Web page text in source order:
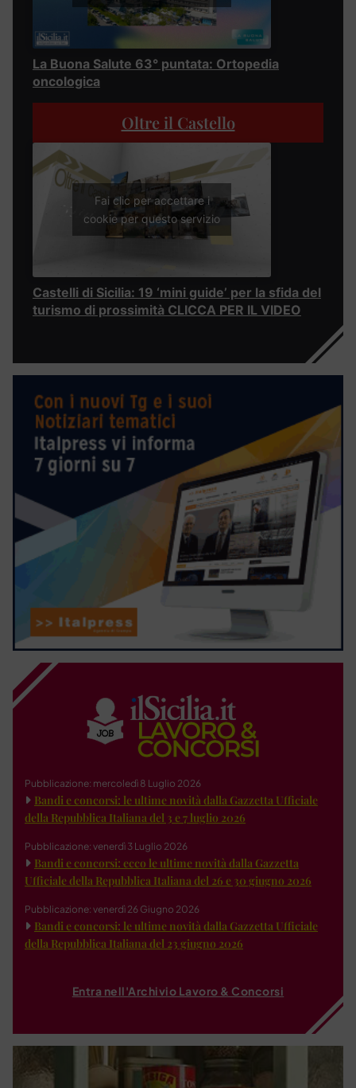
La Buona Salute 63° puntata: Ortopedia
oncologica
Oltre il Castello
Fai clic per accettare i
cookie per questo servizio
Castelli di Sicilia: 19 ‘mini guide’ per la sfida del
turismo di prossimità CLICCA PER IL VIDEO
Pubblicazione: mercoledì 8 Luglio 2026
Bandi e concorsi: le ultime novità dalla Gazzetta Ufficiale
della Repubblica Italiana del 3 e 7 luglio 2026
Pubblicazione: venerdì 3 Luglio 2026
Bandi e concorsi: ecco le ultime novità dalla Gazzetta
Ufficiale della Repubblica Italiana del 26 e 30 giugno 2026
Pubblicazione: venerdì 26 Giugno 2026
Bandi e concorsi: le ultime novità dalla Gazzetta Ufficiale
della Repubblica Italiana del 23 giugno 2026
Entra nell'Archivio Lavoro & Concorsi